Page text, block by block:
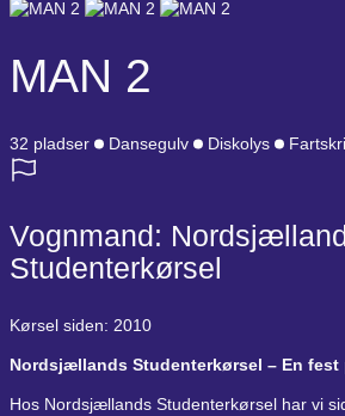
MAN 2
32 pladser Dansegulv Diskolys
Vognmand:
Studenterkørsel
Kørsel siden: 2010
Nordsjællands Studenterkørsel – En fest
Hos Nordsjællands Studenterkørsel har vi